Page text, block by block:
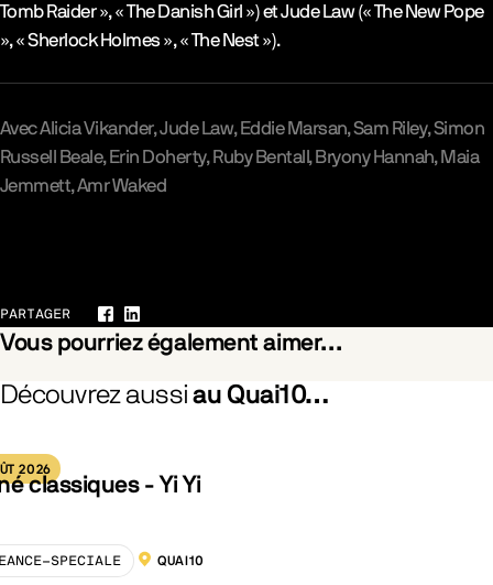
Tomb Raider », « The Danish Girl ») et Jude Law (« The New Pope
», « Sherlock Holmes », « The Nest »).
AvecAlicia Vikander Jude Law Eddie Marsan Sam Riley Simon
Russell Beale Erin Doherty Ruby Bentall Bryony Hannah Maia
JemmettAmr Waked
PARTAGER
Facebook
LinkedIn
Vous pourriez également aimer…
Branches Drops the Withered Blossom
Pride
Découvrez aussiau Quai10…
2026
classiques - Yi Yi
SPECIALE LOCALISATION :
QUAI10